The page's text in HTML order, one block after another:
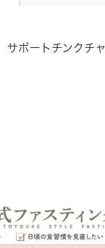
サポートチンクチ